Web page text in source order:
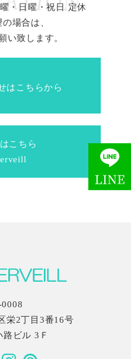
こちら
はこちらから
・日曜・祝日 定休
場合は、
い致します。
栄2丁目3番16号
路ビル 3Ｆ